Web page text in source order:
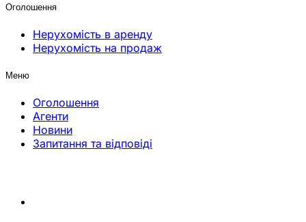
Оголошення
Нерухомість в аренду
Нерухомість на продаж
Меню
Оголошення
Агенти
Новини
Запитання та відповіді